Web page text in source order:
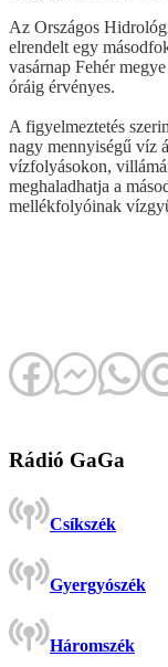
Az Országos
elrendelt egy
vasárnap Fehér
óráig érvényes.
A figyelmeztetés
nagy mennyiségű víz
vízfolyásokon,
meghaladhatja a
mellékfolyóinak
Rádió GaGa
Csíkszék
Gyergyószék
Háromszék